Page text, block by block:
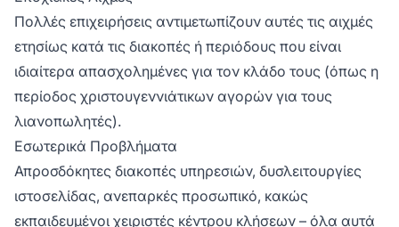
Πολλές επιχειρήσεις αντιμετωπίζουν αυτές τις αιχμές
ετησίως κατά τις διακοπές ή περιόδους που είναι
ιδιαίτερα απασχολημένες για τον κλάδο τους (όπως η
περίοδος χριστουγεννιάτικων αγορών για τους
λιανοπωλητές).
Εσωτερικά Προβλήματα
Απροσδόκητες διακοπές υπηρεσιών, δυσλειτουργίες
ιστοσελίδας, ανεπαρκές προσωπικό, κακώς
εκπαιδευμένοι χειριστές κέντρου κλήσεων – όλα αυτά